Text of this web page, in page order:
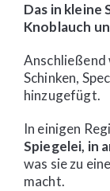
Das in
Knoblauch
Schinken,
hinzugefügt.
In einigen
Spiegelei, in
was sie zu
macht.